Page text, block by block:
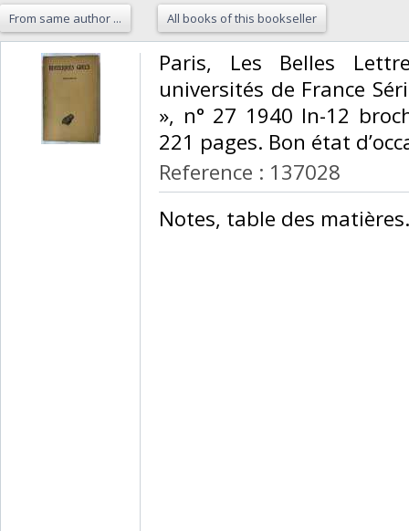
From same author ... All books of this bookseller
‎Paris, Les Belles
universités de France
», n° 27 1940 In-12
221 pages. Bon état
Reference : 137028
‎Notes, table des